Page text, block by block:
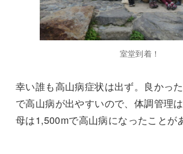
室堂到着！
幸い誰も高山病症状は出ず。良かっ
で高山病が出やすいので、体調管理
母は1,500mで高山病になったことが